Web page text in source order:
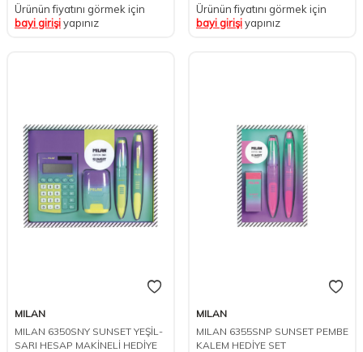
Ürünün fiyatını görmek için
bayi girişiyapınız
Ürünün fiyatını görmek için
bayi girişiyapınız
MILAN
MILAN 6350SNY SUNSET YEŞİL-
SARI HESAP MAKİNELİ HEDİYE
MILAN
MILAN 6355SNP SUNSET PEMBE
KALEM HEDİYE SET